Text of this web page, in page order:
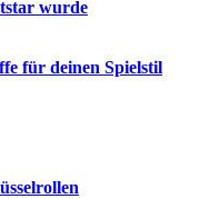
wurde
für deinen Spielstil